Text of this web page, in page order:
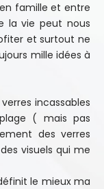
en famille et entre
la vie peut nous
et surtout ne
mille idées à
incassables
( mais pas
des verres
visuels qui me
le mieux ma